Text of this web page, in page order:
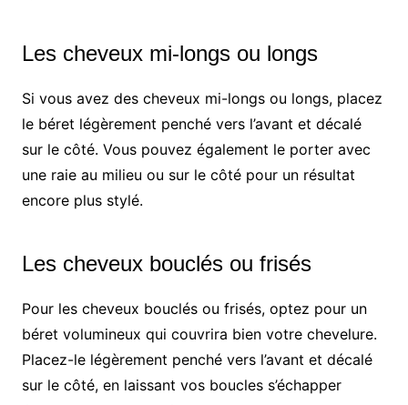
Les cheveux mi-longs ou longs
Si vous avez des cheveux mi-longs ou longs, placez
le béret légèrement penché vers l’avant et décalé
sur le côté. Vous pouvez également le porter avec
une raie au milieu ou sur le côté pour un résultat
encore plus stylé.
Les cheveux bouclés ou frisés
Pour les cheveux bouclés ou frisés, optez pour un
béret volumineux qui couvrira bien votre chevelure.
Placez-le légèrement penché vers l’avant et décalé
sur le côté, en laissant vos boucles s’échapper